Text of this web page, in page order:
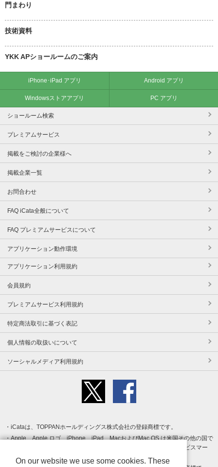
門まわり
技術資料
YKK APショールームのご案内
iPhone･iPad アプリ Android アプリ
Windowsストアアプリ PC アプリ
ショールーム検索
プレミアムサービス
掲載をご検討の企業様へ
掲載企業一覧
お問合わせ
FAQ iCata全般について
FAQ プレミアムサービスについて
アプリケーション動作環境
アプリケーション利用規約
会員規約
プレミアムサービス利用規約
特定商法取引に基づく表記
個人情報の取扱いについて
ソーシャルメディア利用規約
iCataは、TOPPANホールディングス株式会社の登録商標です。
Apple、Apple ロゴ、iPhone、iPad、MacおよびMac OS は米国その他の国で
登録された Apple Inc. の商標です。App Store は Apple Inc. のサービスマー
クです。
On our website we use some cookies. These